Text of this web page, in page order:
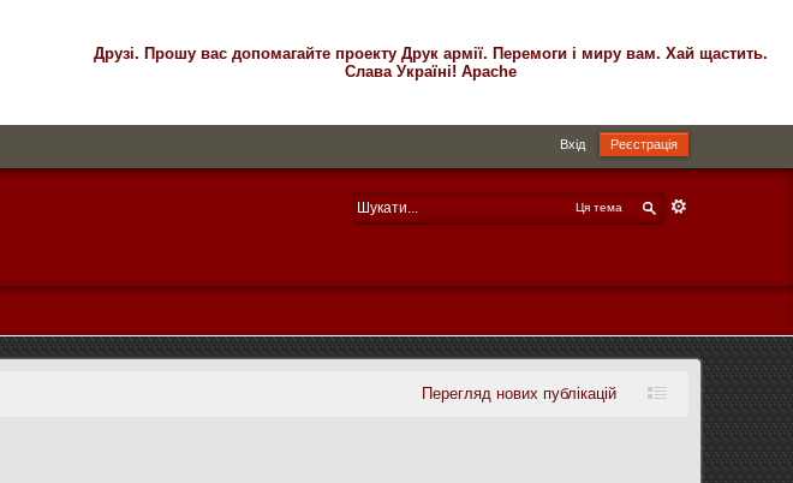
Друзі. Прошу вас допомагайте проекту Друк армії. Перемоги і миру вам. Хай щастить.
Слава Україні! Apache
Вхід Реєстрація
Ця тема
Перегляд нових публікацій